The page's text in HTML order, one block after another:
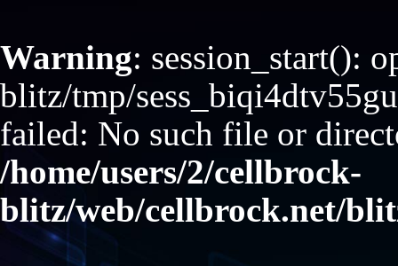
Warning: session_start():
blitz/tmp/
failed: No such file or
/home/users/2/cellbrock-
blitz/web/cellbrock.net/